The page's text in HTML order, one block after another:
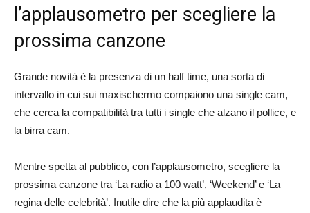
l’applausometro per scegliere la
prossima canzone
Grande novità è la presenza di un half time, una sorta di
intervallo in cui sui maxischermo compaiono una single cam,
che cerca la compatibilità tra tutti i single che alzano il pollice, e
la birra cam.
Mentre spetta al pubblico, con l’applausometro, scegliere la
prossima canzone tra ‘La radio a 100 watt’, ‘Weekend’ e ‘La
regina delle celebrità’. Inutile dire che la più applaudita è